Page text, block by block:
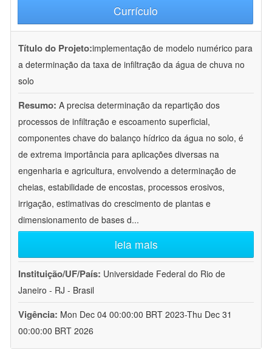
Currículo
Título do Projeto:implementação de modelo numérico para
a determinação da taxa de infiltração da água de chuva no
solo
Resumo: A precisa determinação da repartição dos
processos de infiltração e escoamento superficial,
componentes chave do balanço hídrico da água no solo, é
de extrema importância para aplicações diversas na
engenharia e agricultura, envolvendo a determinação de
cheias, estabilidade de encostas, processos erosivos,
irrigação, estimativas do crescimento de plantas e
dimensionamento de bases d...
leia mais
Instituição/UF/País: Universidade Federal do Rio de
Janeiro - RJ - Brasil
Vigência: Mon Dec 04 00:00:00 BRT 2023-Thu Dec 31
00:00:00 BRT 2026